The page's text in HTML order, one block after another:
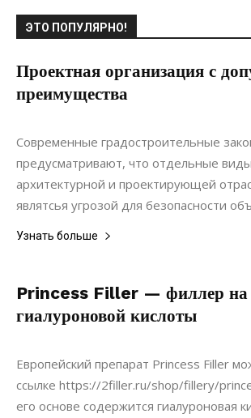
ЭТО ПОПУЛЯРНО!
Проектная организация с
преимущества
22.10.2020
Современные градостроительные
предусматривают, что отдельные
архитектурной и проектирующей
являтсья угрозой для безопасности
Узнать больше
Princess Filler — филлер на
гиалуроновой кислоты
17.04.2021
Европейский препарат Princess Filler
ссылке https://2filler.ru/shop/fillery/
его основе содержится гиалуроновая